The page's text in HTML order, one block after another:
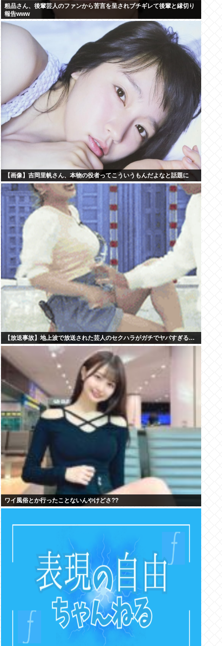
粗品さん、後輩芸人のファンから苦言を呈されブチギレて後輩と縁切り
報告www
【画像】吉岡里帆さん、本物の役者ってこういうもんだよなと話題に
【放送事故】地上波で放送された芸人のセクハラがガチでヤバすぎる…
ワイ風俗とか行ったことないんやけどさ??